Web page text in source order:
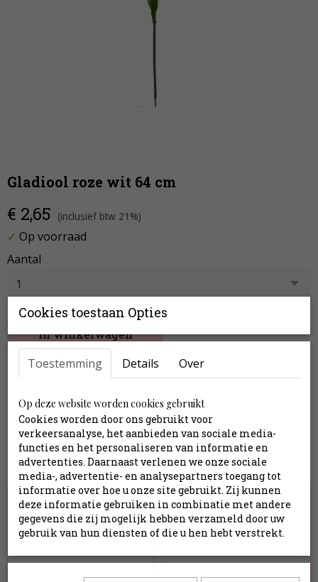
Gladiool roze wit 64 cm
€ 2,65 (inclusief btw 21%)
✓ Op voorraad
Aantal
In winkelwagen
↕ 64 cm Ø 11 cm
Specificaties
Productcode
ZDB68918
Afmetingen (l,b,h)
64 x 11 x 0 cm
Ook interessant
Cookies toestaan Opties
Toestemming Details Over
Op deze website worden cookies gebruikt
Cookies worden door ons gebruikt voor
verkeersanalyse, het aanbieden van sociale media-
functies en het personaliseren van informatie en
advertenties. Daarnaast verlenen we onze sociale
media-, advertentie- en analysepartners toegang tot
informatie over hoe u onze site gebruikt. Zij kunnen
deze informatie gebruiken in combinatie met andere
gegevens die zij mogelijk hebben verzameld door uw
gebruik van hun diensten of die u hen hebt verstrekt.